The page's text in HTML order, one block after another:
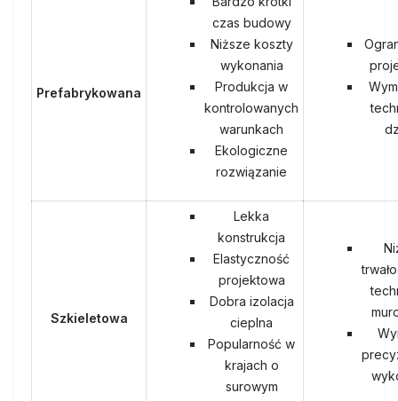
Prefabrykowana
czas budowy
Niższe koszty
wykonania
Produkcja w
kontrolowanych
warunkach
Ekologiczne
rozwiązanie
Szkieletowa
Lekka
konstrukcja
Elastyczność
projektowa
Dobra izolacja
cieplna
Popularność w
krajach o
surowym